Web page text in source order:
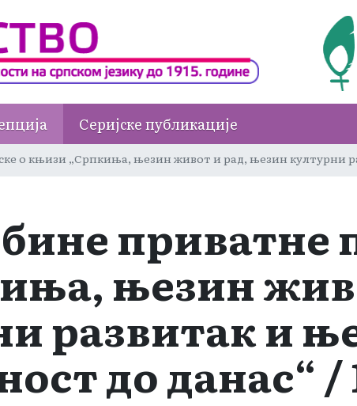
Серијске публикације
о књизи „Српкиња, њезин живот и рад, њезин културни
приватне
њезин
развитак и
до данас“ /